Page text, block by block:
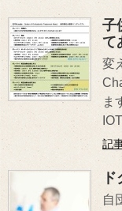
子
て
変
ま
記
自